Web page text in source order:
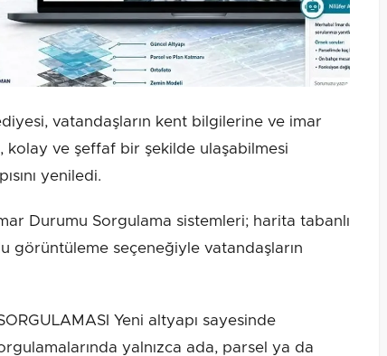
vatandaşların kent bilgilerine ve imar
kolay ve şeffaf bir şekilde ulaşabilmesi
yeniledi.
Durumu Sorgulama sistemleri; harita tabanlı
görüntüleme seçeneğiyle vatandaşların
Yeni altyapı sayesinde
yalnızca ada, parsel ya da